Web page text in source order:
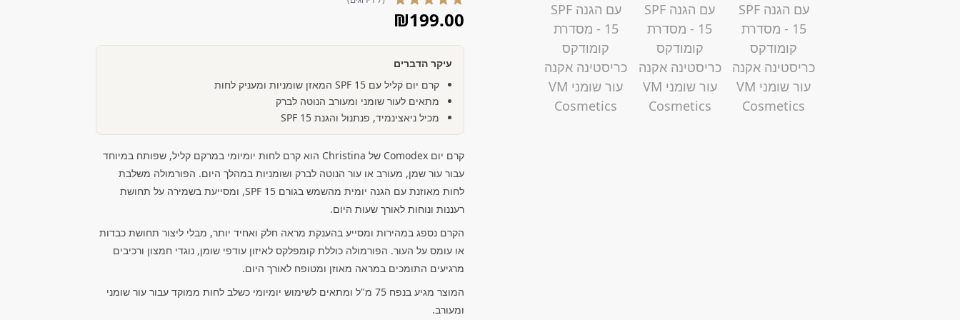
₪199.00
עיקר הדברים
קרם יום קליל עם SPF 15 המאזן שומניות ומעניק לחות
מתאים לעור שומני ומעורב הנוטה לברק
מכיל ניאצינמיד, פנתנול והגנת SPF 15
קרם יום Comodex של Christina הוא קרם לחות יומיומי במרקם קליל, שפותח במיוחד
עבור עור שמן, מעורב או עור הנוטה לברק ושומניות במהלך היום. הפורמולה משלבת
לחות מאוזנת עם הגנה יומית מהשמש בגורם SPF 15, ומסייעת בשמירה על תחושת
רעננות ונוחות לאורך שעות היום.
הקרם נספג במהירות ומסייע בהענקת מראה חלק ואחיד יותר, מבלי ליצור תחושת כבדות
או עומס על העור. הפורמולה כוללת קומפלקס לאיזון עודפי שומן, נוגדי חמצון ורכיבים
מרגיעים התומכים במראה מאוזן ומטופח לאורך היום.
המוצר מגיע בנפח 75 מ"ל ומתאים לשימוש יומיומי כשלב לחות ממוקד עבור עור שומני
ומעורב.